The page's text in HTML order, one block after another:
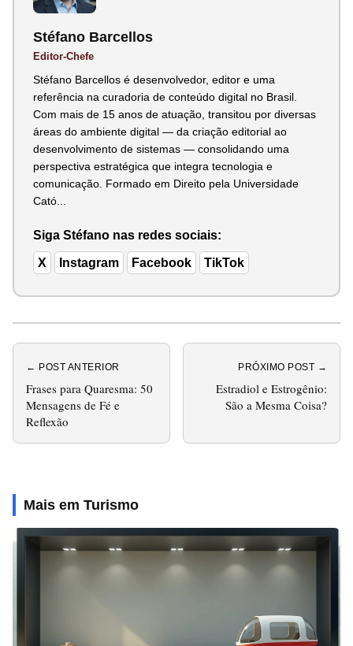
Stéfano Barcellos
Editor-Chefe
Stéfano Barcellos é desenvolvedor, editor e uma
referência na curadoria de conteúdo digital no Brasil.
Com mais de 15 anos de atuação, transitou por diversas
áreas do ambiente digital — da criação editorial ao
desenvolvimento de sistemas — consolidando uma
perspectiva estratégica que integra tecnologia e
comunicação. Formado em Direito pela Universidade
Cató...
Siga Stéfano nas redes sociais:
X Instagram Facebook TikTok
← POST ANTERIOR
Frases para Quaresma: 50
Mensagens de Fé e
Reflexão
PRÓXIMO POST →
Estradiol e Estrogênio:
São a Mesma Coisa?
Mais em Turismo